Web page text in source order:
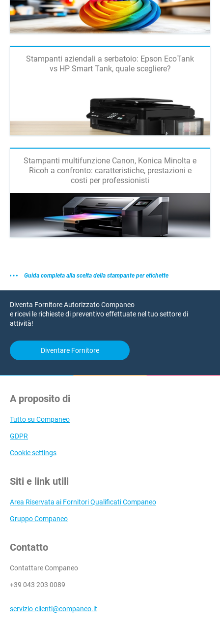
Stampanti aziendali a serbatoio: Epson EcoTank
vs HP Smart Tank, quale scegliere?
Stampanti multifunzione Canon, Konica Minolta e
Ricoh a confronto: caratteristiche, prestazioni e
costi per professionisti
Guida completa alla scelta della stampante per etichette
Diventa Fornitore Autorizzato Companeo
e ricevi le richieste di preventivo effettuate nel tuo settore di
attività!
Diventare Fornitore
A proposito di
Tutto su Companeo
GDPR
Cookie settings
Siti e link utili
Area Riservata ai Fornitori Qualificati Companeo
Gruppo Companeo
Contatto
Contattare Companeo
+39 043 203 0089
servizio-clienti@companeo.it